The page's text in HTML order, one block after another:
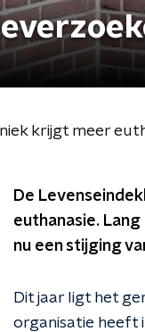
krijgt meer
De
euthanasie.
nu een stijging
Dit jaar ligt het
organisatie heeft